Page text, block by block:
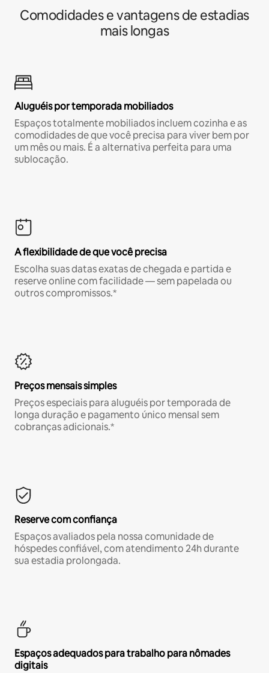
Comodidades e vantagens de estadias
mais longas
Aluguéis por temporada mobiliados
Espaços totalmente mobiliados incluem cozinha e as
comodidades de que você precisa para viver bem por
um mês ou mais. É a alternativa perfeita para uma
sublocação.
A flexibilidade de que você precisa
Escolha suas datas exatas de chegada e partida e
reserve online com facilidade — sem papelada ou
outros compromissos.*
Preços mensais simples
Preços especiais para aluguéis por temporada de
longa duração e pagamento único mensal sem
cobranças adicionais.*
Reserve com confiança
Espaços avaliados pela nossa comunidade de
hóspedes confiável, com atendimento 24h durante
sua estadia prolongada.
Espaços adequados para trabalho para nômades
digitais